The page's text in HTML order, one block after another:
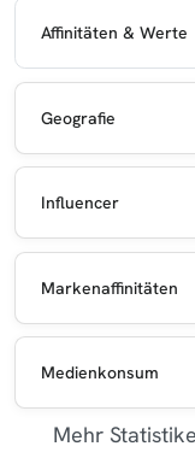
Affinitäten & Werte
Geografie
Influencer
Markenaffinitäten
Medienkonsum
Mehr